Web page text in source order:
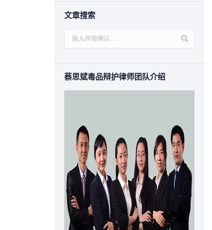
文章搜索
蔡思斌毒品辩护律师团队介绍